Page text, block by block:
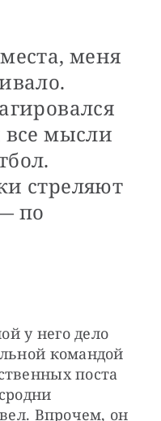
меня
все мысли
стреляют
по
у него дело
командой
поста
Впрочем, он